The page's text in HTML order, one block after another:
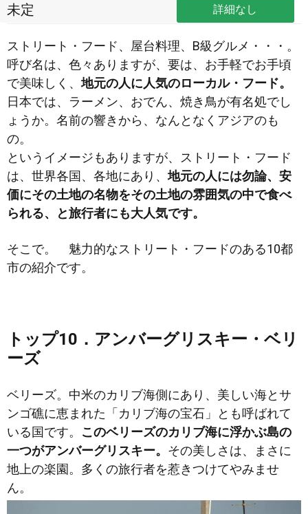
未定 詳細なし
ストリート・フード、屋台料理、B級グルメ・・・。
呼び名は、色々ありますが、要は、お手軽でお手頃
で美味しく、地元の人に人気のローカル・フード。
日本では、ラーメン、おでん、焼き鳥が有名処でし
ょうか。名前の響きから、なんとなくアジアのも
の。
というイメージもありますが、ストリート・フード
は、世界各国、各地にあり、地元の人には勿論、安
価にその土地の名物をその土地の雰囲気の中で食べ
られる、と旅行者にも大人気です。
そこで。 魅力的なストリート・フードのある10都
市の紹介です。
トップ10．アンバーグリスキー・ベリ
ーズ
ベリーズ。中米のカリブ海側にあり、美しい海とサ
ンゴ礁に恵まれた「カリブ海の宝石」とも呼ばれて
いる国です。 このベリーズのカリブ海に浮かぶ島の
一つがアンバーグリスキー。 その美しさは、まさに
地上の楽園。多くの旅行者を惹きつけてやみませ
ん。